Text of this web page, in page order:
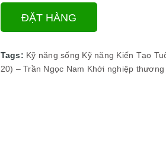
ĐẶT HÀNG
Tags: Kỹ năng sống Kỹ năng Kiến Tạo
20) – Trần Ngọc Nam Khởi nghiệp thương